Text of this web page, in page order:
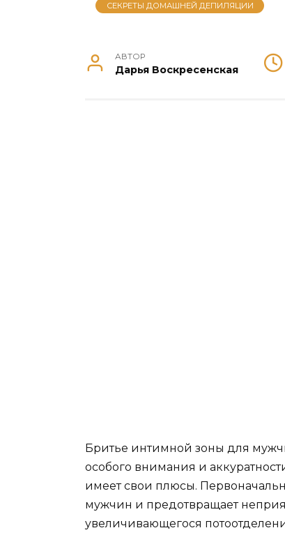
СЕКРЕТЫ ДОМАШНЕЙ ДЕПИЛЯЦИИ
АВТОР
Дарья Воскресенская
Бритье интимной зоны для
особого внимания и
имеет свои плюсы.
мужчин и предотвращает
увеличивающегося